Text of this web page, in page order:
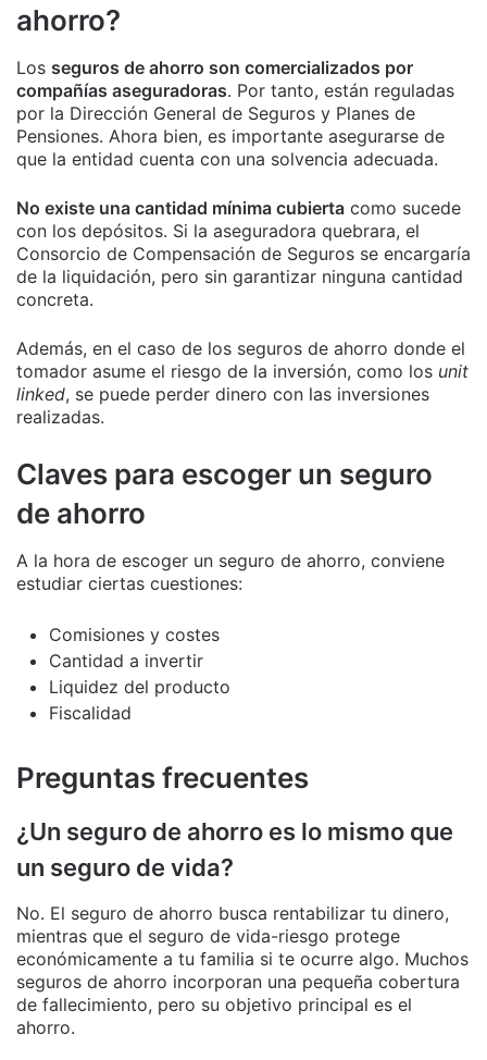
ahorro?
Los seguros de ahorro son comercializados por
compañías aseguradoras. Por tanto, están reguladas
por la Dirección General de Seguros y Planes de
Pensiones. Ahora bien, es importante asegurarse de
que la entidad cuenta con una solvencia adecuada.
No existe una cantidad mínima cubierta como sucede
con los depósitos. Si la aseguradora quebrara, el
Consorcio de Compensación de Seguros se encargaría
de la liquidación, pero sin garantizar ninguna cantidad
concreta.
Además, en el caso de los seguros de ahorro donde el
tomador asume el riesgo de la inversión, como los unit
linked, se puede perder dinero con las inversiones
realizadas.
Claves para escoger un seguro
de ahorro
A la hora de escoger un seguro de ahorro, conviene
estudiar ciertas cuestiones:
Comisiones y costes
Cantidad a invertir
Liquidez del producto
Fiscalidad
Preguntas frecuentes
¿Un seguro de ahorro es lo mismo que
un seguro de vida?
No. El seguro de ahorro busca rentabilizar tu dinero,
mientras que el seguro de vida-riesgo protege
económicamente a tu familia si te ocurre algo. Muchos
seguros de ahorro incorporan una pequeña cobertura
de fallecimiento, pero su objetivo principal es el
ahorro.